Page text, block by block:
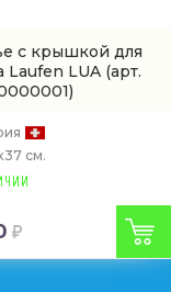
с крышкой для
Laufen LUA (арт.
см.